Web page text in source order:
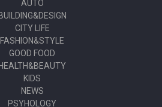
AUTO
BUILDING&DESIGN
CITY LIFE
FASHION&STYLE
GOOD FOOD
HEALTH&BEAUTY
KIDS
NEWS
PSYHOLOGY